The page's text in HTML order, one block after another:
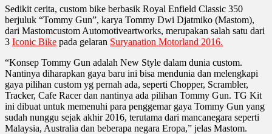
Sedikit cerita, custom bike berbasik Royal Enfield Classic 350
berjuluk “Tommy Gun”, karya Tommy Dwi Djatmiko (Mastom),
dari Mastomcustom Automotiveartworks, merupakan salah satu dari
3 Iconic Bike pada gelaran Suryanation Motorland 2016.
“Konsep Tommy Gun adalah New Style dalam dunia custom.
Nantinya diharapkan gaya baru ini bisa mendunia dan melengkapi
gaya pilihan custom yg pernah ada, seperti Chopper, Scrambler,
Tracker, Cafe Racer dan nantinya ada pilihan Tommy Gun. TG Kit
ini dibuat untuk memenuhi para penggemar gaya Tommy Gun yang
sudah nunggu sejak akhir 2016, terutama dari mancanegara seperti
Malaysia, Australia dan beberapa negara Eropa,” jelas Mastom.